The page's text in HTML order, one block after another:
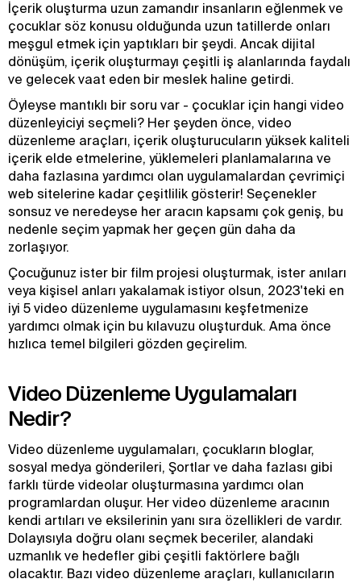
İçerik oluşturma uzun zamandır insanların eğlenmek ve
çocuklar söz konusu olduğunda uzun tatillerde onları
meşgul etmek için yaptıkları bir şeydi. Ancak dijital
dönüşüm, içerik oluşturmayı çeşitli iş alanlarında faydalı
ve gelecek vaat eden bir meslek haline getirdi.
Öyleyse mantıklı bir soru var - çocuklar için hangi video
düzenleyiciyi seçmeli? Her şeyden önce, video
düzenleme araçları, içerik oluşturucuların yüksek kaliteli
içerik elde etmelerine, yüklemeleri planlamalarına ve
daha fazlasına yardımcı olan uygulamalardan çevrimiçi
web sitelerine kadar çeşitlilik gösterir! Seçenekler
sonsuz ve neredeyse her aracın kapsamı çok geniş, bu
nedenle seçim yapmak her geçen gün daha da
zorlaşıyor.
Çocuğunuz ister bir film projesi oluşturmak, ister anıları
veya kişisel anları yakalamak istiyor olsun, 2023'teki en
iyi 5 video düzenleme uygulamasını keşfetmenize
yardımcı olmak için bu kılavuzu oluşturduk. Ama önce
hızlıca temel bilgileri gözden geçirelim.
Video Düzenleme Uygulamaları
Nedir?
Video düzenleme uygulamaları, çocukların bloglar,
sosyal medya gönderileri, Şortlar ve daha fazlası gibi
farklı türde videolar oluşturmasına yardımcı olan
programlardan oluşur. Her video düzenleme aracının
kendi artıları ve eksilerinin yanı sıra özellikleri de vardır.
Dolayısıyla doğru olanı seçmek beceriler, alandaki
uzmanlık ve hedefler gibi çeşitli faktörlere bağlı
olacaktır. Bazı video düzenleme araçları, kullanıcıların